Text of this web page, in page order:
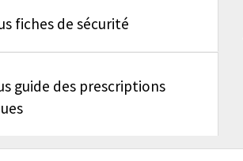
fiches de sécurité
guide des prescriptions